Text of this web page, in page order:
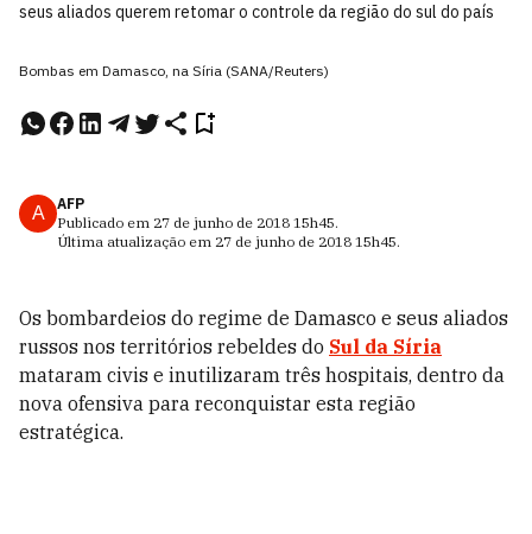
seus aliados querem retomar o controle da região do sul do país
Bombas em Damasco, na Síria (SANA/Reuters)
A
AFP
Publicado em 27 de junho de 2018 15h45.
Última atualização em 27 de junho de 2018 15h45.
Os bombardeios do regime de Damasco e seus aliados
russos nos territórios rebeldes do Sul da Síria
mataram civis e inutilizaram três hospitais, dentro da
nova ofensiva para reconquistar esta região
estratégica.